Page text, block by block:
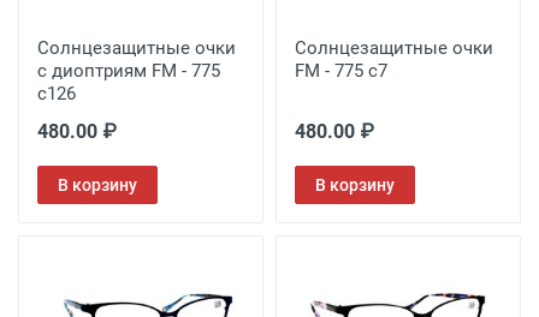
Солнцезащитные очки
с диоптриям FM - 775
c126
480.00 ₽
В корзину
Солнцезащитные очки
FM - 775 c7
480.00 ₽
В корзину